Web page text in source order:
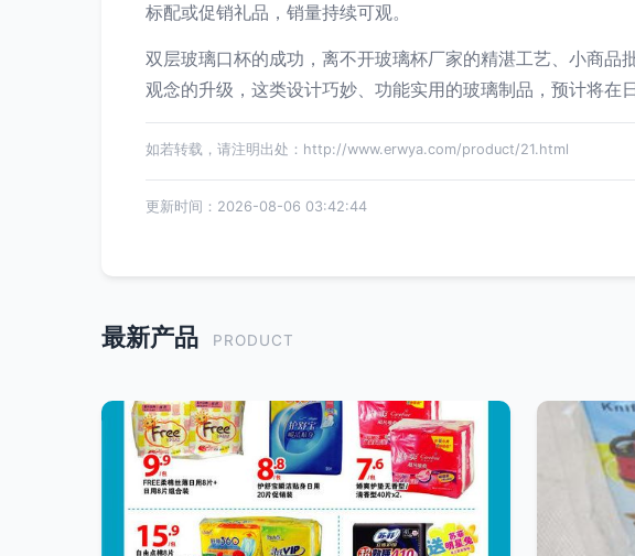
标配或促销礼品，销量持续可观。
双层玻璃口杯的成功，离不开玻璃杯厂家的精湛工艺、小商
观念的升级，这类设计巧妙、功能实用的玻璃制品，预计将在
如若转载，请注明出处：http://www.erwya.com/product/21.html
更新时间：2026-08-06 03:42:44
最新产品 PRODUCT